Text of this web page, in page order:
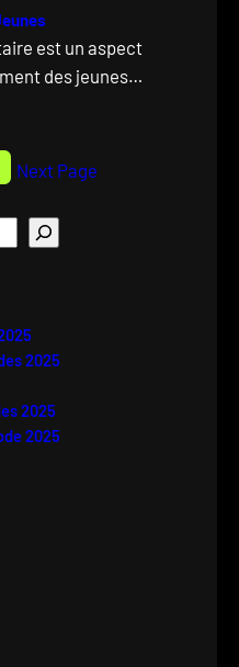
est un aspect
des jeunes…
Next Page
2025
2025
2025